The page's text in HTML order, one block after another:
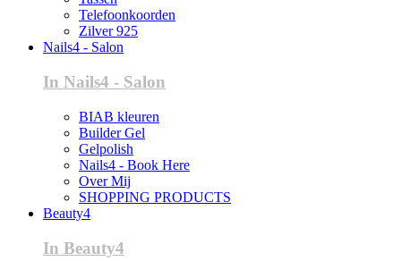
Telefoonkoorden
Zilver 925
Nails4 - Salon
In Nails4 - Salon
BIAB kleuren
Builder Gel
Gelpolish
Nails4 - Book Here
Over Mij
SHOPPING PRODUCTS
Beauty4
In Beauty4